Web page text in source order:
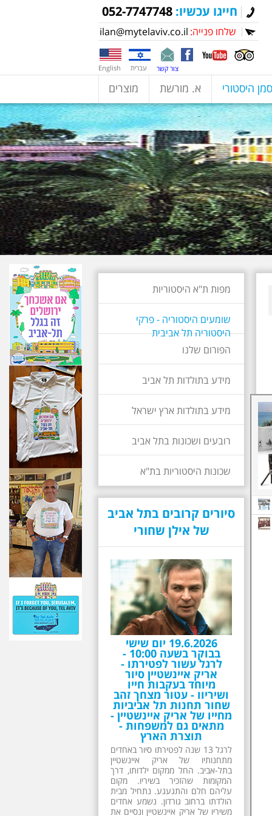
חייגו עכשיו: 052-7747748
שלחו פנייה: ilan@mytelaviv.co.il
English עברית צור קשר
סמן היסטורי א. מורשת מוצרים
מפות ת"א היסטוריות
שומעים היסטוריה - פרקי
היסטוריה תל אביבית
הפורום שלנו
מידע בתולדות תל אביב
מידע בתולדות ארץ ישראל
רובעים ושכונות בתל אביב
שכונות היסטוריות בת"א
סיורים קרובים בתל אביב
של אילן שחורי
19.6.2026 יום שישי
בבוקר בשעה 10:00 -
לרגל עשור לפטירתו -
אריק איינשטיין סיור
מיוחד בעקבות חייו
ושיריוו - עטור מצחך זהב
שחור תחנות תל אביביות
מחייו של אריק איינשטיין -
מתאים גם למשפחות -
תוצרת הארץ
לרגל 13 שנה לפטירתו סיור באחדים
מתחנותיו של אריק איינשטיין
בתל-אביב. החל ממקום ילדותו, דרך
המקומות שהזכיר בשיריו. מקום
עליהם חלם והתגעגע. נתחיל מבית
הולדתו ברחוב גורדון. נשמע אחדים
משיריו של אריק איינשטיין ונסיים את